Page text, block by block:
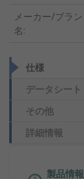
メーカー/ブラ
名:
仕様
データシート
その他
詳細情報
製品情